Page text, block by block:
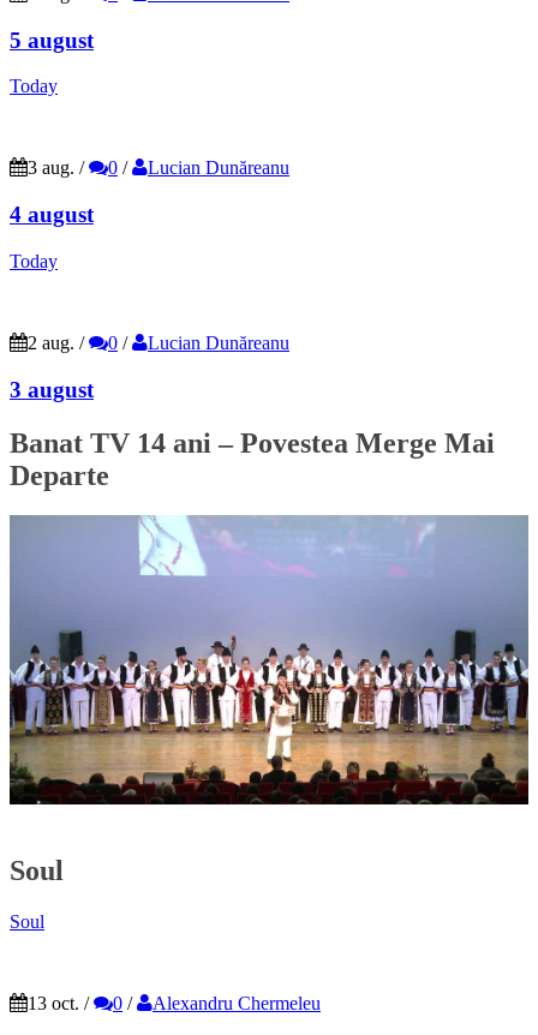
5 august
Today
3 aug. / 0 / Lucian Dunăreanu
4 august
Today
2 aug. / 0 / Lucian Dunăreanu
3 august
Banat TV 14 ani – Povestea Merge Mai
Departe
Soul
Soul
13 oct. / 0 / Alexandru Chermeleu